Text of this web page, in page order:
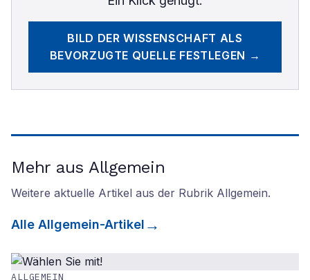
BILD DER WISSENSCHAFT ALS
BEVORZUGTE QUELLE FESTLEGEN →
Mehr aus Allgemein
Weitere aktuelle Artikel aus der Rubrik Allgemein.
Alle Allgemein-Artikel
ALLGEMEIN